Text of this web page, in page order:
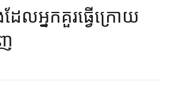
លអ្នកគួរធ្វើក្រោយ​